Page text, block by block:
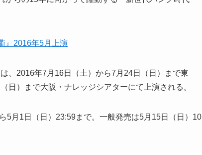
』2016年5月上演
、2016年7月16日（土）から7月24日（日）まで東
日）まで大阪・ナレッジシアターにて上演される。
5月1日（日）23:59まで。一般発売は5月15日（日）10